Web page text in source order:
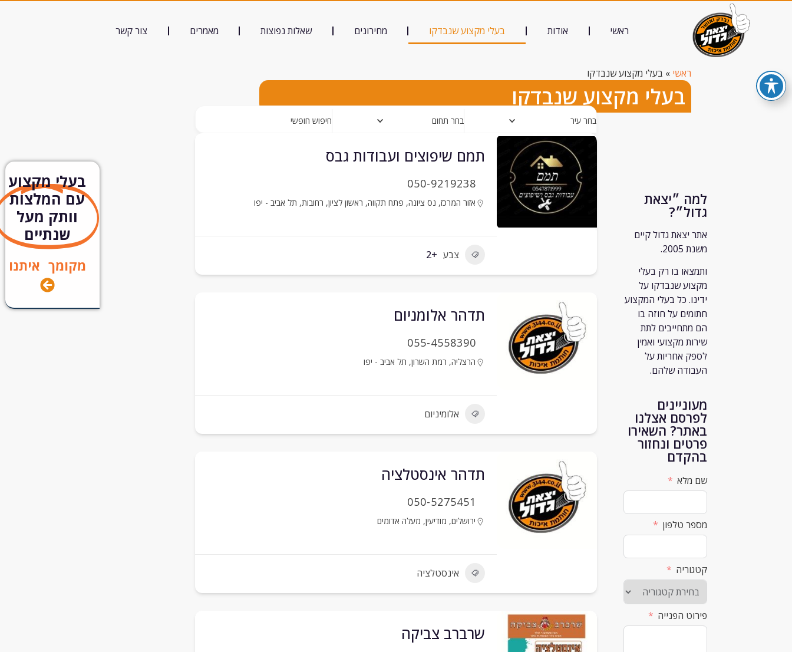
ראשי אודות בעלי מקצוע שנבדקו מחירונים שאלות נפוצות מאמרים צור קשר
ראשי » בעלי מקצוע שנבדקו
בעלי מקצוע שנבדקו
למה ״יצאת
גדול״?
אתר יצאת גדול קיים
משנת 2005.
ותמצאו בו רק בעלי
מקצוע שנבדקו על
ידינו. כל בעלי המקצוע
חתומים על חוזה בו
הם מתחייבים לתת
שירות מקצועי ואמין
לספק אחריות על
העבודה שלהם.
מעוניינים
לפרסם אצלנו
באתר? השאירו
פרטים ונחזור
בהקדם
שם מלא
מספר טלפון
קטגוריה
פירוט הפנייה
בחר עיר בחר תחום חיפוש חופשי
תמם שיפוצים ועבודות גבס
050-9219238
אזור המרכז, נס ציונה, פתח תקווה, ראשון לציון, רחובות, תל אביב - יפו
צבע +2
תדהר אלומניום
055-4558390
הרצליה, רמת השרון, תל אביב - יפו
אלומיניום
תדהר אינסטלציה
050-5275451
ירושלים, מודיעין, מעלה אדומים
אינסטלציה
שרברב צביקה
בעלי מקצוע
עם המלצות
וותק מעל
שנתיים
מקומך איתנו